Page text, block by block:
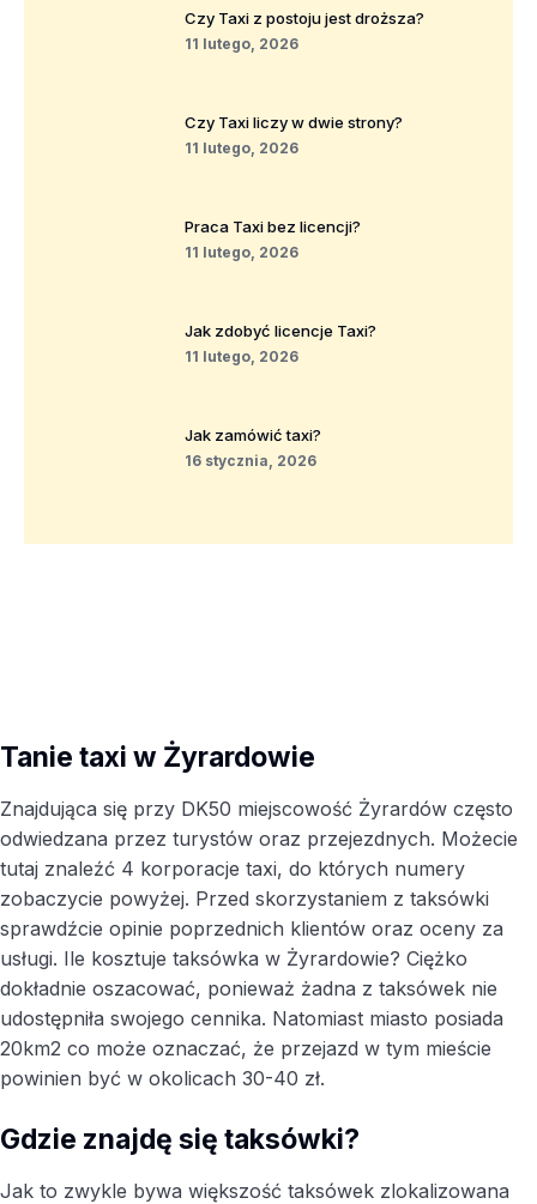
Czy Taxi z postoju jest droższa?
11 lutego, 2026
Czy Taxi liczy w dwie strony?
11 lutego, 2026
Praca Taxi bez licencji?
11 lutego, 2026
Jak zdobyć licencje Taxi?
11 lutego, 2026
Jak zamówić taxi?
16 stycznia, 2026
Tanie taxi w Żyrardowie
Znajdująca się przy DK50 miejscowość Żyrardów często
odwiedzana przez turystów oraz przejezdnych. Możecie
tutaj znaleźć 4 korporacje taxi, do których numery
zobaczycie powyżej. Przed skorzystaniem z taksówki
sprawdźcie opinie poprzednich klientów oraz oceny za
usługi. Ile kosztuje taksówka w Żyrardowie? Ciężko
dokładnie oszacować, ponieważ żadna z taksówek nie
udostępniła swojego cennika. Natomiast miasto posiada
20km2 co może oznaczać, że przejazd w tym mieście
powinien być w okolicach 30-40 zł.
Gdzie znajdę się taksówki?
Jak to zwykle bywa większość taksówek zlokalizowana